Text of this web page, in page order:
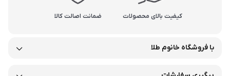
کیفیت بالای محصولات ضمانت اصالت کالا
با فروشگاه خانوم طلا